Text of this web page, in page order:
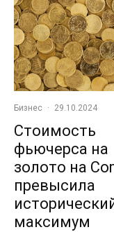
Бизнес · 29.10.2024
Стоимость
фьючерса на
золото на
превысила
максимум